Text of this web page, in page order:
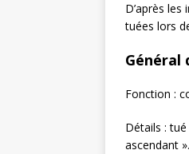
D’après
tuées lors
Général
Fonction :
Détails :
ascendant